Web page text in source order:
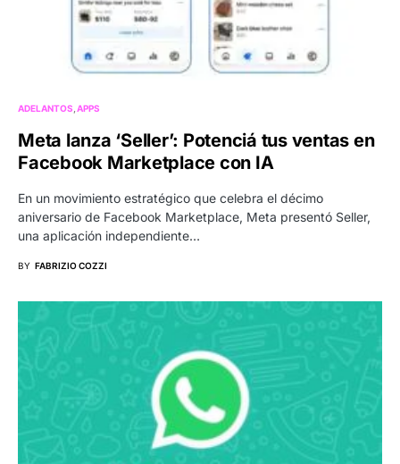
ADELANTOS APPS
Meta lanza ‘Seller’: Potenciá tus ventas en
Facebook Marketplace con IA
En un movimiento estratégico que celebra el décimo
aniversario de Facebook Marketplace, Meta presentó Seller,
una aplicación independiente…
BY FABRIZIO COZZI